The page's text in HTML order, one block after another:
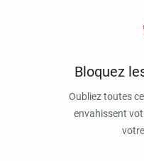
Bloquez
Oubliez toutes
envahissent